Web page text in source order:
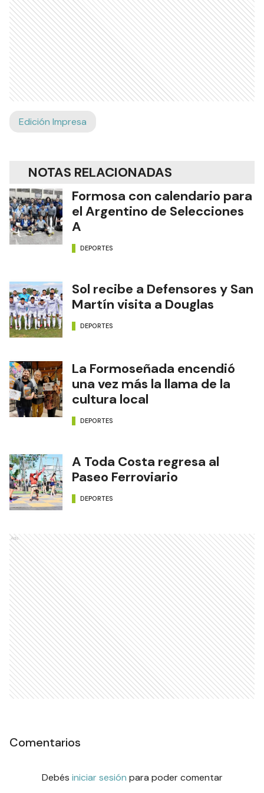
Edición Impresa
NOTAS RELACIONADAS
Formosa con calendario para
el Argentino de Selecciones
A
DEPORTES
Sol recibe a Defensores y San
Martín visita a Douglas
DEPORTES
La Formoseñada encendió
una vez más la llama de la
cultura local
DEPORTES
A Toda Costa regresa al
Paseo Ferroviario
DEPORTES
Ads
Comentarios
Debés iniciar sesión para poder comentar